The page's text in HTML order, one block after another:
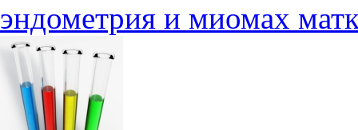
эндометрия и миомах